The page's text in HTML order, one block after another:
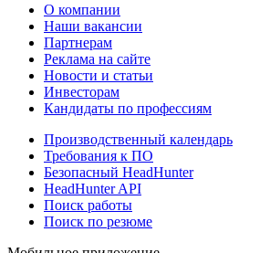
О компании
Наши вакансии
Партнерам
Реклама на сайте
Новости и статьи
Инвесторам
Кандидаты по профессиям
Производственный календарь
Требования к ПО
Безопасный HeadHunter
HeadHunter API
Поиск работы
Поиск по резюме